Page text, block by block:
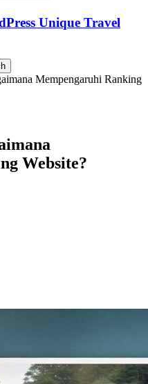
Unique Travel
Mempengaruhi Ranking
Website?